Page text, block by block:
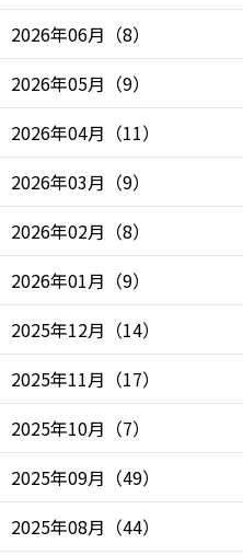
2026年06月 （8）
2026年05月 （9）
2026年04月 （11）
2026年03月 （9）
2026年02月 （8）
2026年01月 （9）
2025年12月 （14）
2025年11月 （17）
2025年10月 （7）
2025年09月 （49）
2025年08月 （44）